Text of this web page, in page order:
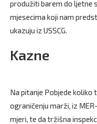
produžiti barem do ljetne
mjesecima koji nam
ukazuju iz USSCG.
Kazne
Na pitanje Pobjede koliko
ograničenju marži, iz
mjeri, te da tržišna